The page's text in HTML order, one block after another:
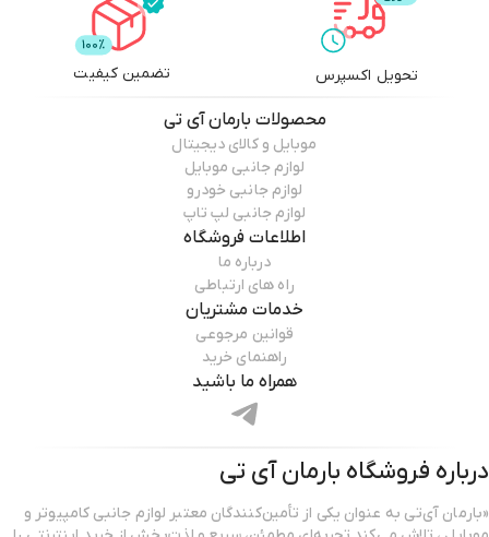
تحویل اکسپرس تضمین کیفیت
محصولات بارمان آی تی
موبایل و کالای دیجیتال
لوازم جانبی موبایل
لوازم جانبی خودرو
لوازم جانبی لپ تاپ
اطلاعات فروشگاه
درباره ما
راه های ارتباطی
خدمات مشتریان
قوانین مرجوعی
راهنمای خرید
همراه ما باشید
درباره فروشگاه بارمان آی تی
«بارمان آی‌تی به عنوان یکی از تأمین‌کنندگان معتبر لوازم جانبی کامپیوتر و